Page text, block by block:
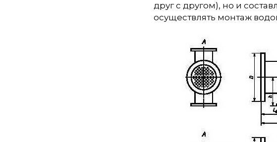
друг с другом), но и
осуществлять монтаж